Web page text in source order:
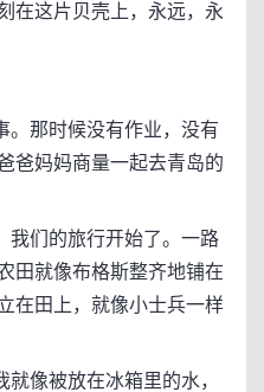
在这片贝壳上，永远，永
那时候没有作业，没有
爸妈妈商量一起去青岛的
们的旅行开始了。一路
田就像布格斯整齐地铺在
在田上，就像小士兵一样
像被放在冰箱里的水，